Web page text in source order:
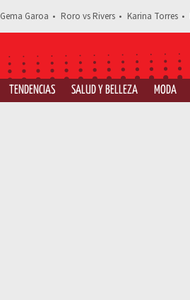
Gema Garoa Roro vs Rivers Karina Torres
TENDENCIAS SALUD Y BELLEZA MODA